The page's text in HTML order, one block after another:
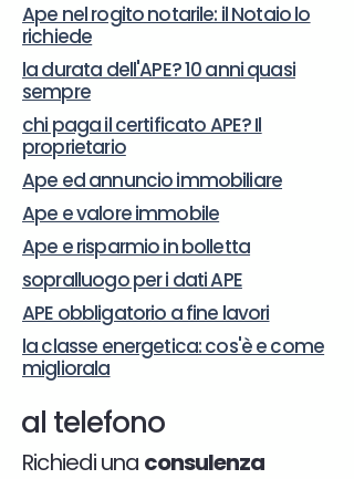
Ape nel rogito notarile: il Notaio lo
richiede
la durata dell'APE? 10 anni quasi
sempre
chi paga il certificato APE? Il
proprietario
Ape ed annuncio immobiliare
Ape e valore immobile
Ape e risparmio in bolletta
sopralluogo per i dati APE
APE obbligatorio a fine lavori
la classe energetica: cos'è e come
migliorala
al telefono
Richiedi una consulenza